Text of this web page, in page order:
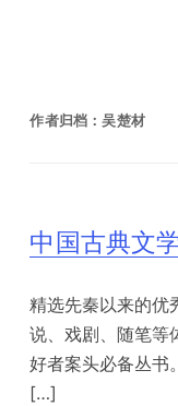
作者归档：吴楚材
中国古典文
精选先秦以来的优
说、戏剧、随笔等
好者案头必备丛书
[…]